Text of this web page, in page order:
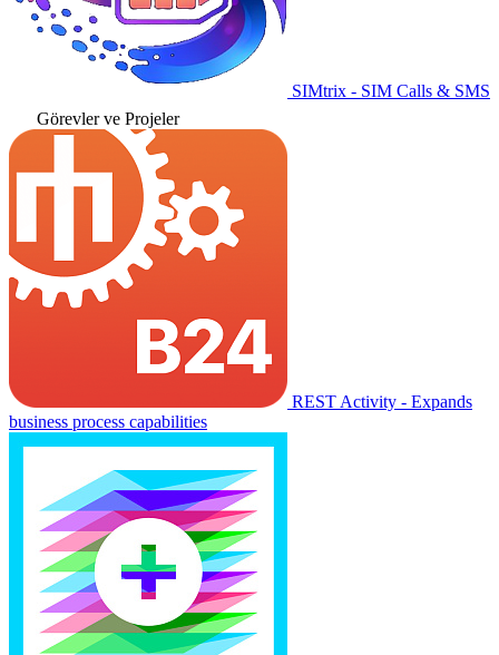
SIMtrix - SIM Calls & SMS
Görevler ve Projeler
REST Activity - Expands
business process capabilities